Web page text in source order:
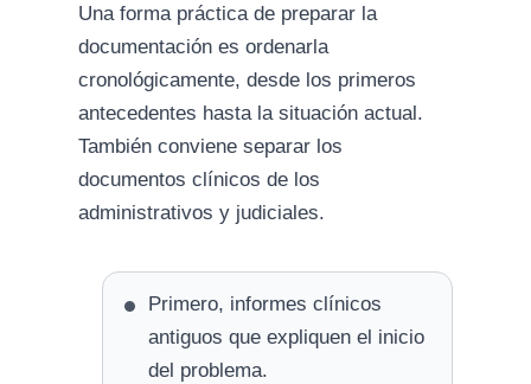
Una forma práctica de preparar la
documentación es ordenarla
cronológicamente, desde los primeros
antecedentes hasta la situación actual.
También conviene separar los
documentos clínicos de los
administrativos y judiciales.
Primero, informes clínicos
antiguos que expliquen el inicio
del problema.